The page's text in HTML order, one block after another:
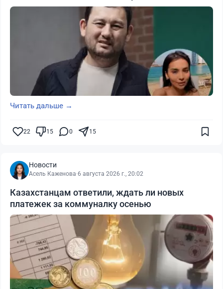
Читать дальше →
22 15 0 15
Новости
Асель Каженова·6 августа 2026 г., 20:02
Казахстанцам ответили, ждать ли новых
платежек за коммуналку осенью